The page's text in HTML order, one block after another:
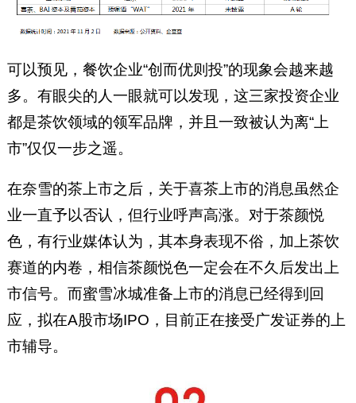
可以预见，餐饮企业“创而优则投”的现象会越来越
多。有眼尖的人一眼就可以发现，这三家投资企业
都是茶饮领域的领军品牌，并且一致被认为离“上
市”仅仅一步之遥。
在奈雪的茶上市之后，关于喜茶上市的消息虽然企
业一直予以否认，但行业呼声高涨。对于茶颜悦
色，有行业媒体认为，其本身表现不俗，加上茶饮
赛道的内卷，相信茶颜悦色一定会在不久后发出上
市信号。而蜜雪冰城准备上市的消息已经得到回
应，拟在A股市场IPO，目前正在接受广发证券的上
市辅导。